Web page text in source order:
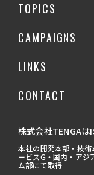
TOPICS
CAMPAIGNS
LINKS
CONTACT
株式会社TENGAは
本社の開発本部・技
ービスG・国内・アジ
ム部にて取得